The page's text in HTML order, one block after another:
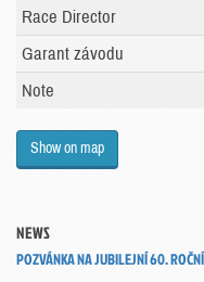
Race Director
Garant závodu
Note
Show on map
NEWS
POZVÁNKA NA JUBILEJNÍ 60.